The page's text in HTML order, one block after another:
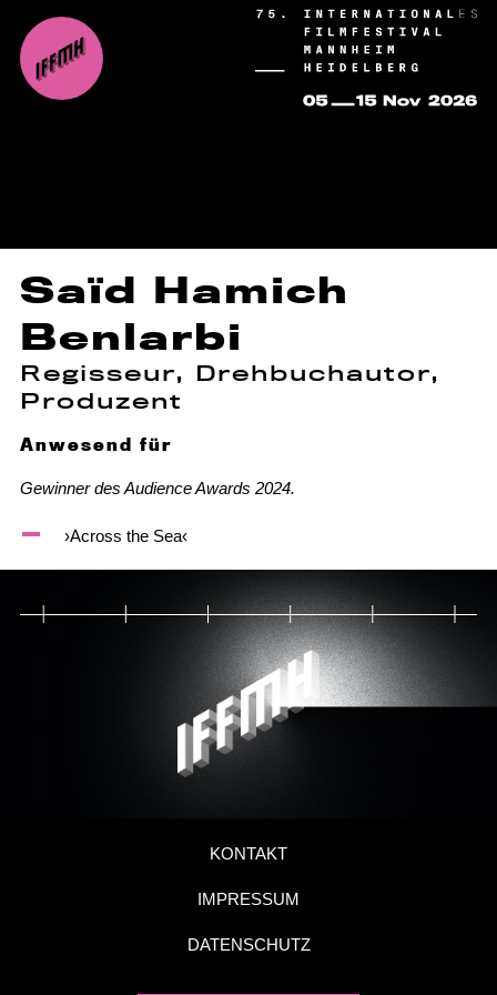
Saïd Hamich
Benlarbi
Regisseur, Drehbuchautor,
Produzent
Anwesend für
Gewinner des Audience Awards 2024.
›Across the Sea‹
KONTAKT
IMPRESSUM
DATENSCHUTZ